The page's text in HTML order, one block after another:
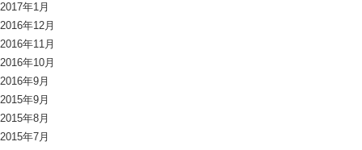
2017年1月
2016年12月
2016年11月
2016年10月
2016年9月
2015年9月
2015年8月
2015年7月